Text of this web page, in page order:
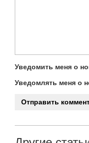
Уведомить меня о
Уведомлять меня о